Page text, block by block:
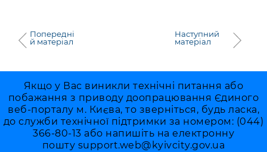
Попередні
й матеріал
Наступний
матеріал
Якщо у Вас виникли технічні питання або
побажання з приводу доопрацювання Єдиного
веб-порталу м. Києва, то зверніться, будь ласка,
до служби технічної підтримки за номером: (044)
366-80-13 або напишіть на електронну
пошту support.web@kyivcity.gov.ua